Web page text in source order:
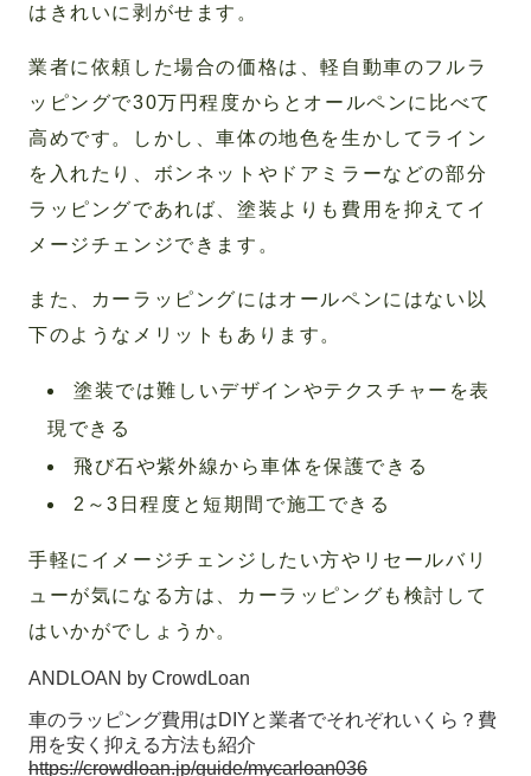
はきれいに剥がせます。
業者に依頼した場合の価格は、軽自動車のフルラ
ッピングで30万円程度からとオールペンに比べて
高めです。しかし、車体の地色を生かしてライン
を入れたり、ボンネットやドアミラーなどの部分
ラッピングであれば、塗装よりも費用を抑えてイ
メージチェンジできます。
また、カーラッピングにはオールペンにはない以
下のようなメリットもあります。
塗装では難しいデザインやテクスチャーを表
現できる
飛び石や紫外線から車体を保護できる
2～3日程度と短期間で施工できる
手軽にイメージチェンジしたい方やリセールバリ
ューが気になる方は、カーラッピングも検討して
はいかがでしょうか。
ANDLOAN by CrowdLoan
車のラッピング費用はDIYと業者でそれぞれいくら？費
用を安く抑える方法も紹介
https://crowdloan.jp/guide/mycarloan036